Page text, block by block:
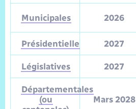
Municipales 2026
Présidentielle 2027
Législatives 2027
Départementales
(ou
Mars 2028